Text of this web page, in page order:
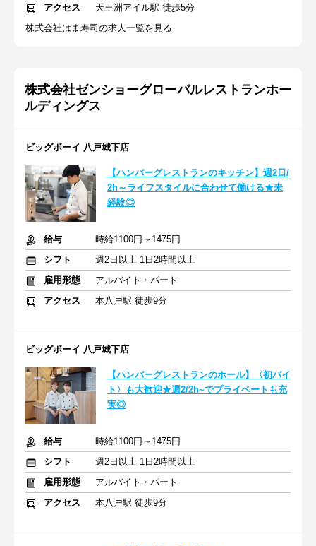
アクセス
天王洲アイル駅 徒歩5分
株式会社はま寿司の求人一覧を見る
株式会社ゼンショーグローバルレストランホー
ルディングス
ビッグボーイ 八戸城下店
【ハンバーグレストランのキッチン】週2日/
2h～ライフスタイルに合わせて働ける★未
経験◎
給与
時給1100円～1475円
シフト
週2日以上 1日2時間以上
雇用形態
アルバイト・パート
アクセス
本八戸駅 徒歩9分
ビッグボーイ 八戸城下店
【ハンバーグレストランのホール】〈初バイ
ト〉も大歓迎★週2/2h~でプライベートも充
実◎
給与
時給1100円～1475円
シフト
週2日以上 1日2時間以上
雇用形態
アルバイト・パート
アクセス
本八戸駅 徒歩9分